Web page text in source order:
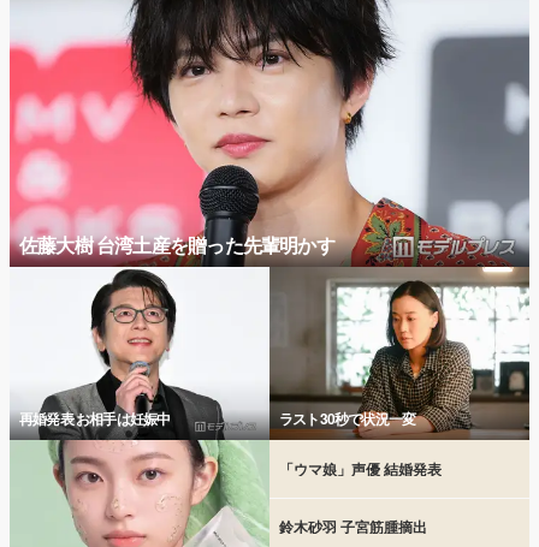
佐藤大樹 台湾土産を贈った先輩明かす
再婚発表 お相手は妊娠中 ラスト30秒で状況一変
「ウマ娘」声優 結婚発表
鈴木砂羽 子宮筋腫摘出